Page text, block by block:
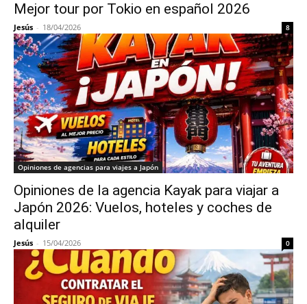
Mejor tour por Tokio en español 2026
Jesús - 18/04/2026 8
Opiniones de agencias para viajes a Japón
Opiniones de la agencia Kayak para viajar a
Japón 2026: Vuelos, hoteles y coches de
alquiler
Jesús - 15/04/2026 0